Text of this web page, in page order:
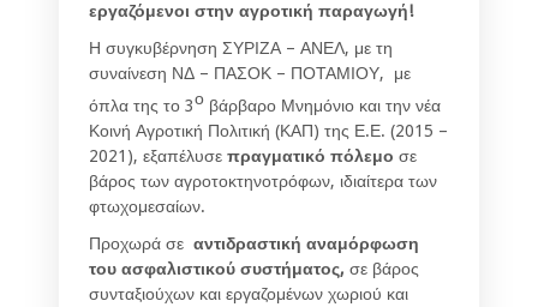
εργαζόμενοι στην αγροτική παραγωγή!
Η συγκυβέρνηση ΣΥΡΙΖΑ – ΑΝΕΛ, με τη
συναίνεση ΝΔ – ΠΑΣΟΚ – ΠΟΤΑΜΙΟΥ, με
όπλα της το 3ο βάρβαρο Μνημόνιο και την νέα
Κοινή Αγροτική Πολιτική (ΚΑΠ) της Ε.Ε. (2015 –
2021), εξαπέλυσε πραγματικό πόλεμο σε
βάρος των αγροτοκτηνοτρόφων, ιδιαίτερα των
φτωχομεσαίων.
Προχωρά σε αντιδραστική αναμόρφωση
του ασφαλιστικού συστήματος, σε βάρος
συνταξιούχων και εργαζομένων χωριού και